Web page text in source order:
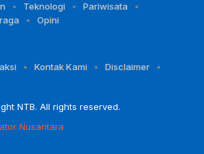
Teknologi
Pariwisata
Opini
Kontak Kami
Disclaimer
NTB. All rights reserved.
Nusantara